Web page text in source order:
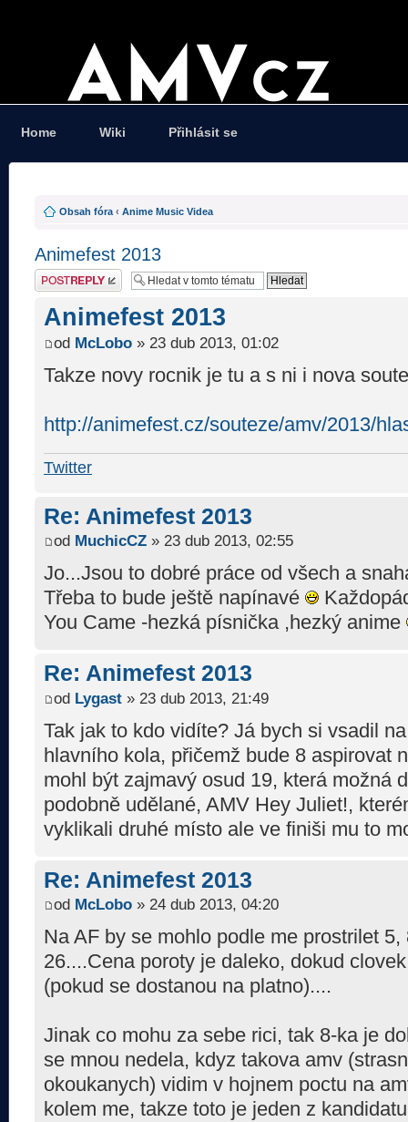
Home Wiki Přihlásit se
Obsah fóra ‹ Anime Music Videa
Animefest 2013
Odeslat odpověď
Animefest 2013
od McLobo » 23 dub 2013, 01:02
Takze novy rocnik je tu a s ni i nova
http://animefest.cz/souteze/amv/2013/
Twitter
Re: Animefest 2013
od MuchicCZ » 23 dub 2013, 02:55
Jo...Jsou to dobré práce od všech a
Třeba to bude ještě napínavé
You Came -hezká písnička ,hezký anime
Re: Animefest 2013
od Lygast » 23 dub 2013, 21:49
Tak jak to kdo vidíte? Já bych si vsadil
hlavního kola, přičemž bude 8 aspirovat
mohl být zajmavý osud 19, která možná
podobně udělané, AMV Hey Juliet!,
vyklikali druhé místo ale ve finiši mu to
Re: Animefest 2013
od McLobo » 24 dub 2013, 04:20
Na AF by se mohlo podle me prostrilet
26....Cena poroty je daleko, dokud
(pokud se dostanou na platno)....
Jinak co mohu za sebe rici, tak 8-ka je
se mnou nedela, kdyz takova amv
okoukanych) vidim v hojnem poctu na
kolem me, takze toto je jeden z